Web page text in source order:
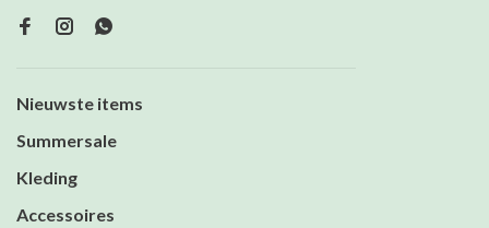
Nieuwste items
Summersale
Kleding
Accessoires